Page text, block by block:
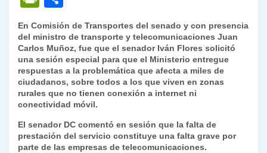
at
s
A
p
p
gr
a
m
e
b
o
o
k
er e
dI
n
y
Li
n
k
l
l
ri
nt
Fr
ie
n
dl
y
m
p
ar
tir
En Comisión de Transportes del senado y con presencia
del ministro de transporte y telecomunicaciones Juan
Carlos Muñoz, fue que el senador Iván Flores solicitó
una sesión especial para que el Ministerio entregue
respuestas a la problemática que afecta a miles de
ciudadanos, sobre todos a los que viven en zonas
rurales que no tienen conexión a internet ni
conectividad móvil.
El senador DC comentó en sesión que la falta de
prestación del servicio constituye una falta grave por
parte de las empresas de telecomunicaciones.